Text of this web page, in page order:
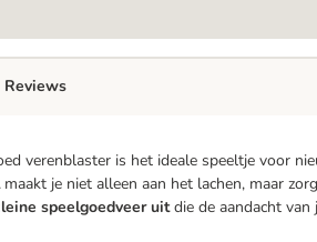
verenblaster is het ideale speeltje voor
maakt je niet alleen aan het lachen, maar
speelgoedveer uitdie de aandacht van
Reviews